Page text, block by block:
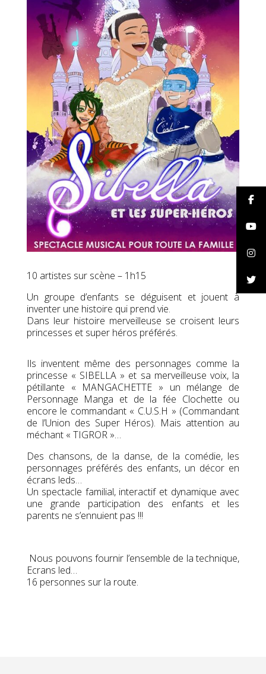
10 artistes sur scène – 1h15
Un groupe d’enfants se déguisent et jouent à
inventer une histoire qui prend vie.
Dans leur histoire merveilleuse se croisent leurs
princesses et super héros préférés.
Ils inventent même des personnages comme la
princesse « SIBELLA » et sa merveilleuse voix, la
pétillante « MANGACHETTE » un mélange de
Personnage Manga et de la fée Clochette ou
encore le commandant « C.U.S.H » (Commandant
de l’Union des Super Héros). Mais attention au
méchant « TIGROR »…
Des chansons, de la danse, de la comédie, les
personnages préférés des enfants, un décor en
écrans leds…
Un spectacle familial, interactif et dynamique avec
une grande participation des enfants et les
parents ne s’ennuient pas !!!
Nous pouvons fournir l’ensemble de la technique,
Ecrans led…
16 personnes sur la route.